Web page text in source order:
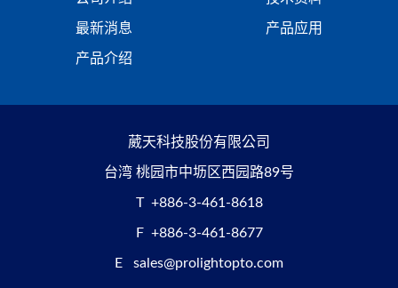
最新消息
产品介绍
产品应用
葳天科技股份有限公司
台湾 桃园市中坜区西园路89号
T +886-3-461-8618
F +886-3-461-8677
E sales@prolightopto.com